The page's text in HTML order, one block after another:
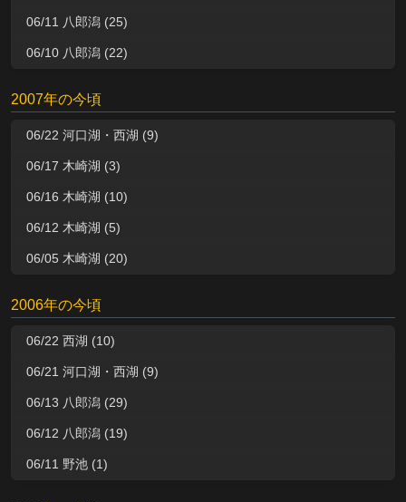
06/11 八郎潟 (25)
06/10 八郎潟 (22)
2007年の今頃
06/22 河口湖・西湖 (9)
06/17 木崎湖 (3)
06/16 木崎湖 (10)
06/12 木崎湖 (5)
06/05 木崎湖 (20)
2006年の今頃
06/22 西湖 (10)
06/21 河口湖・西湖 (9)
06/13 八郎潟 (29)
06/12 八郎潟 (19)
06/11 野池 (1)